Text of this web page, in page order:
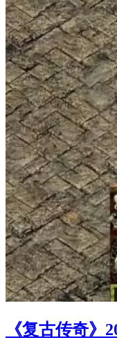
《复古传奇》